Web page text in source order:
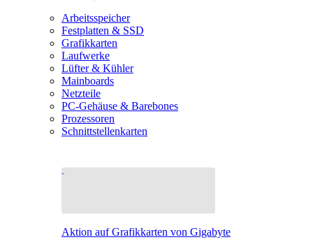
Arbeitsspeicher
Festplatten & SSD
Grafikkarten
Laufwerke
Lüfter & Kühler
Mainboards
Netzteile
PC-Gehäuse & Barebones
Prozessoren
Schnittstellenkarten
Aktion auf Grafikkarten von Gigabyte